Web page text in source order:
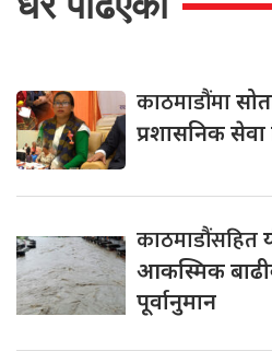
काठमाडौंमा
प्रशासनिक
काठमाडौंसहित
आकस्मिक
पूर्वानुमान